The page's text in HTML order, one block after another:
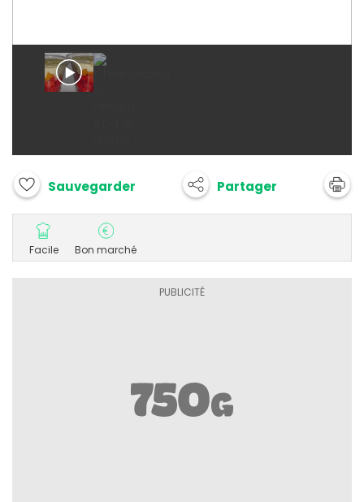
Sauvegarder Partager
Facile Bon marché